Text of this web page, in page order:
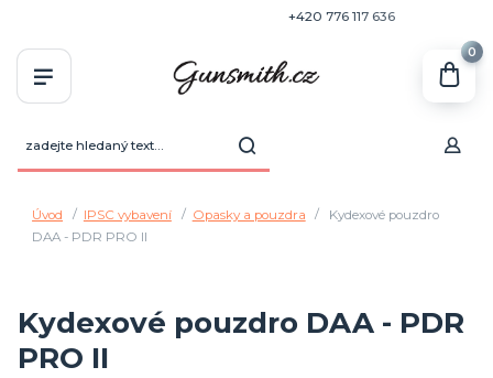
+420 776 117 636
0
Úvod IPSC vybavení Opasky a pouzdra
Kydexové pouzdro
DAA - PDR PRO II
Kydexové pouzdro DAA - PDR
PRO II